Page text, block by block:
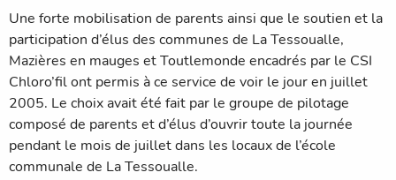
Une forte mobilisation de parents ainsi que le soutien et la
participation d’élus des communes de La Tessoualle,
Mazières en mauges et Toutlemonde encadrés par le CSI
Chloro’fil ont permis à ce service de voir le jour en juillet
2005. Le choix avait été fait par le groupe de pilotage
composé de parents et d’élus d’ouvrir toute la journée
pendant le mois de juillet dans les locaux de l’école
communale de La Tessoualle.